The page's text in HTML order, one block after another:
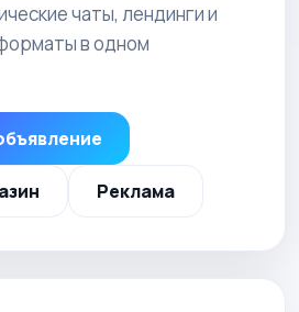
чаты, лендинги и
в одном
Реклама